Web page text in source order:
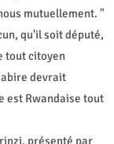
mutuellement. "
qu'il soit député,
tout citoyen
devrait
est Rwandaise tout
présenté par